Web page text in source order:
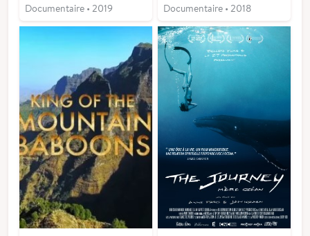
Documentaire • 2019 Documentaire • 2018